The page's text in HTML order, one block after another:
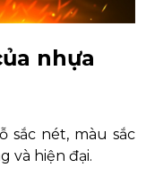
nhựa
sắc nét, màu sắc
và hiện đại.